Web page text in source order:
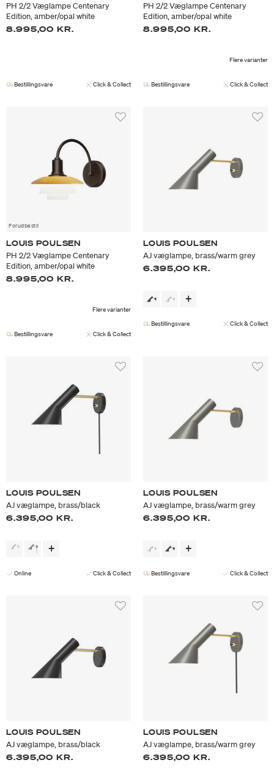
PH 2/2 Væglampe Centenary
Edition, amber/opal white
8.995,00 KR.
Bestillingsvare Click & Collect
PH 2/2 Væglampe Centenary
Edition, amber/opal white
8.995,00 KR.
Flere varianter
Bestillingsvare Click & Collect
Forudbestil
LOUIS POULSEN
PH 2/2 Væglampe Centenary
Edition, amber/opal white
8.995,00 KR.
Flere varianter
Bestillingsvare Click & Collect
LOUIS POULSEN
AJ væglampe, brass/warm grey
6.395,00 KR.
Bestillingsvare Click & Collect
LOUIS POULSEN
AJ væglampe, brass/black
6.395,00 KR.
Online Click & Collect
LOUIS POULSEN
AJ væglampe, brass/warm grey
6.395,00 KR.
Bestillingsvare Click & Collect
LOUIS POULSEN
AJ væglampe, brass/black
6.395,00 KR.
LOUIS POULSEN
AJ væglampe, brass/warm grey
6.395,00 KR.